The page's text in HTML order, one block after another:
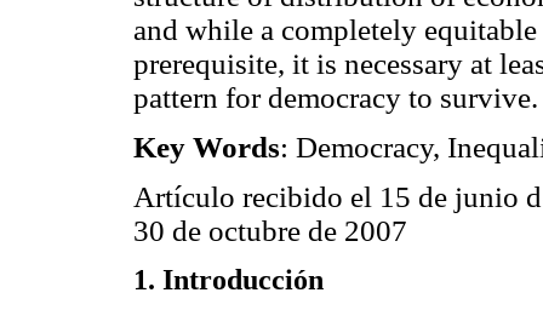
and while a completely
prerequisite, it is necessary at
pattern for democracy to survive.
Key Words: Democracy,
Artículo recibido el 15 de junio
30 de octubre de 2007
1. Introducción